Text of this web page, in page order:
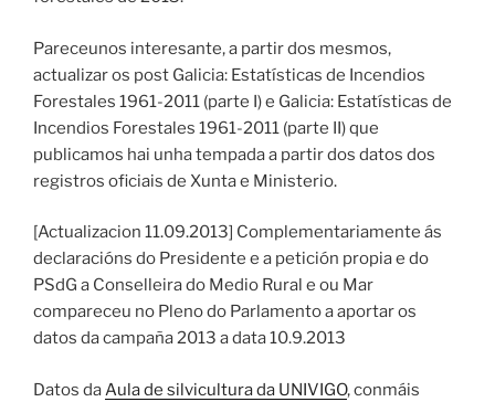
Pareceunos interesante, a partir dos mesmos,
actualizar os post Galicia: Estatísticas de Incendios
Forestales 1961-2011 (parte I) e Galicia: Estatísticas de
Incendios Forestales 1961-2011 (parte II) que
publicamos hai unha tempada a partir dos datos dos
registros oficiais de Xunta e Ministerio.
[Actualizacion 11.09.2013] Complementariamente ás
declaracións do Presidente e a petición propia e do
PSdG a Conselleira do Medio Rural e ou Mar
compareceu no Pleno do Parlamento a aportar os
datos da campaña 2013 a data 10.9.2013
Datos daAula de silvicultura da UNIVIGO, conmáis